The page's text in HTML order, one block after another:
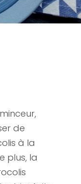
de
à la
plus, la